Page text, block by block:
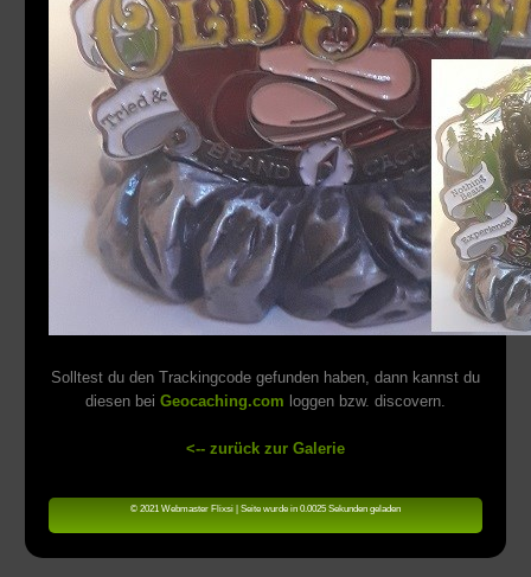
Solltest du den Trackingcode gefunden haben, dann kannst du
diesen bei Geocaching.com loggen bzw. discovern.
<-- zurück zur Galerie
© 2021 Webmaster Flixsi | Seite wurde in 0.0025 Sekunden geladen